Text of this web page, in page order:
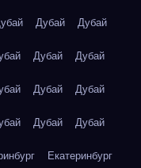
Дубай Дубай
Дубай Дубай
Дубай Дубай
Дубай Дубай
Екатеринбург